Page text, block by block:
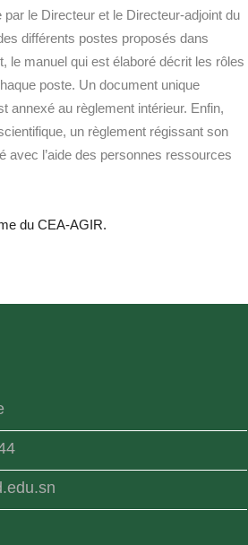
le Directeur et le Directeur-adjoint du
différents postes proposés dans
le manuel qui est élaboré décrit les rôles
poste. Un document unique
annexé au règlement intérieur. Enfin,
un règlement régissant son
avec l’aide des personnes ressources
du CEA-AGIR.